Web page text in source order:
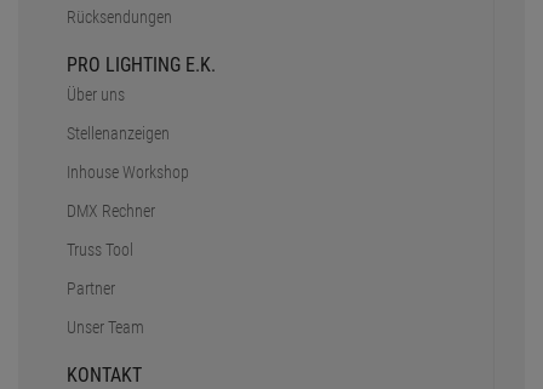
Rücksendungen
PRO LIGHTING E.K.
Über uns
Stellenanzeigen
Inhouse Workshop
DMX Rechner
Truss Tool
Partner
Unser Team
KONTAKT